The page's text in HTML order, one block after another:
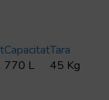
Capacitat
770 L
Tara
45 Kg